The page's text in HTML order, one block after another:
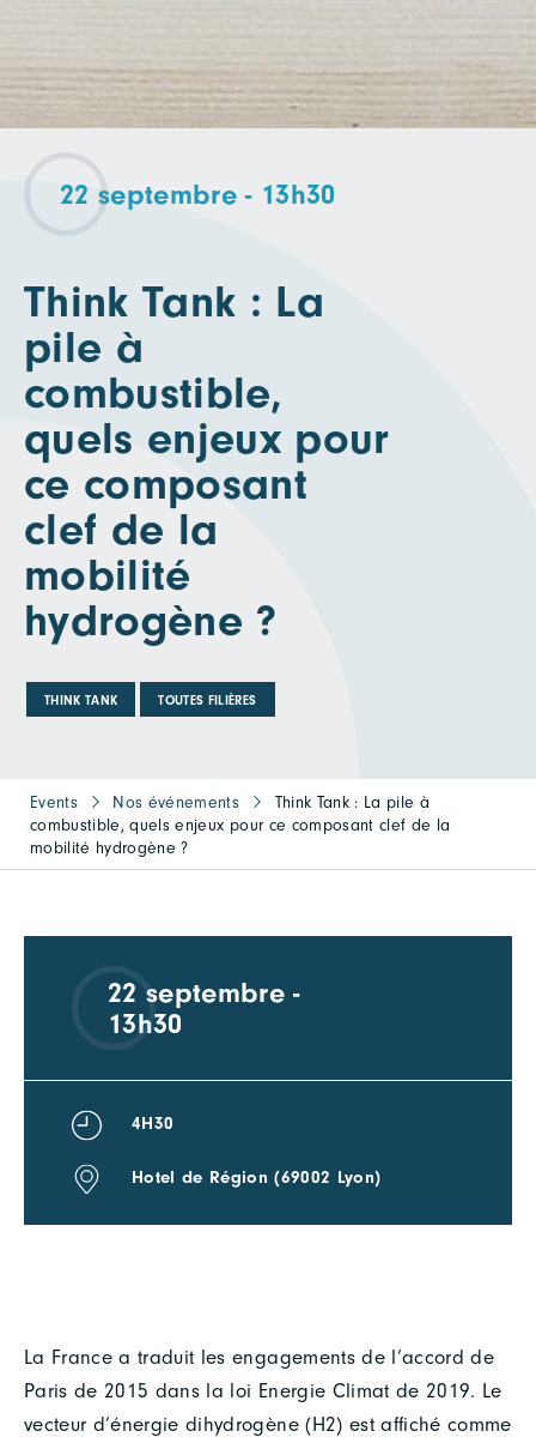
22 septembre - 13h30
Think Tank : La
pile à
combustible,
quels enjeux pour
ce composant
clef de la
mobilité
hydrogène ?
THINK TANK TOUTES FILIÈRES
Events Nos événements
Think Tank : La pile à
combustible, quels enjeux pour ce composant clef de la
mobilité hydrogène ?
La France a traduit les engagements de l’accord de
Paris de 2015 dans la loi Energie Climat de 2019. Le
vecteur d’énergie dihydrogène (H2) est affiché comme
22 septembre -
13h30
4H30
Hotel de Région (69002 Lyon)